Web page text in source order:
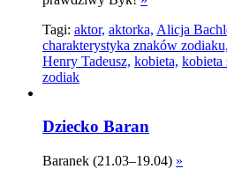
Tagi: aktor, aktorka, Alicja
charakterystyka znaków zodiaku,
Henry Tadeusz, kobieta, kobieta
zodiak
Dziecko Baran
Baranek (21.03–19.04) »